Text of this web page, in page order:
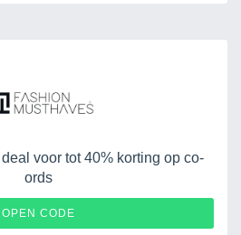
voor tot 40% korting op co-
ords
OPEN CODE